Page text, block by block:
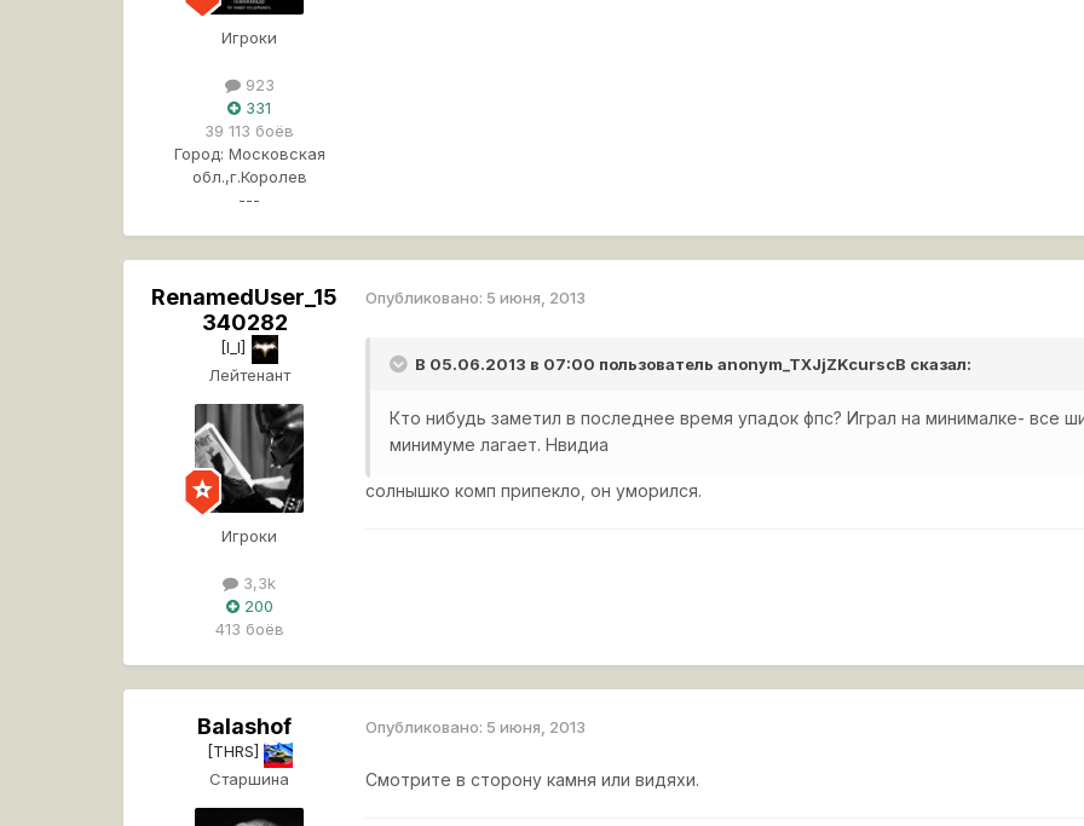
Игроки
923
331
39 113 боёв
Город: Московская
обл.,г.Королев
---
RenamedUser_15
340282
[I_I]
Лейтенант
Игроки
3,3k
200
413 боёв
Опубликовано: 5 июня, 2013
В 05.06.2013 в 07:00 пользовательanonym_TXJjZKcurscB сказал:
Кто нибудь заметил в последнее время упадок фпс? Играл на минималке- все
минимуме лагает. Нвидиа
солнышко комп припекло, он уморился.
Balashof
[THRS]
Старшина
Опубликовано: 5 июня, 2013
Смотрите в сторону камня или видяхи.